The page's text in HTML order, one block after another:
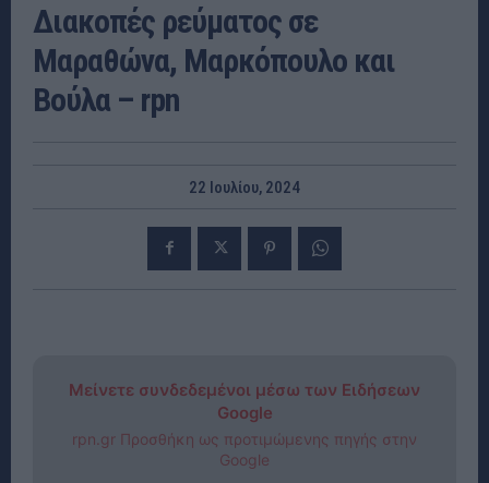
Διακοπές ρεύματος σε
Μαραθώνα, Μαρκόπουλο και
Βούλα – rpn
22 Ιουλίου, 2024
Μείνετε συνδεδεμένοι μέσω των Ειδήσεων
Google
rpn.gr Προσθήκη ως προτιμώμενης πηγής στην
Google